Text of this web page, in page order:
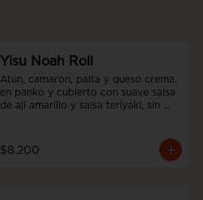
Yisu Noah Roll
Atún, camaron, palta y queso crema,
en panko y cubierto con suave salsa
de ají amarillo y salsa teriyaki, sin
$8.200